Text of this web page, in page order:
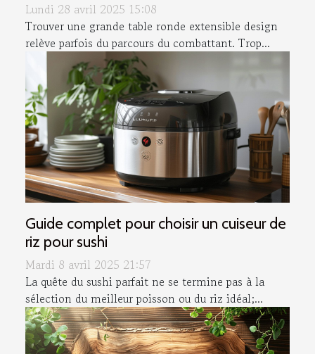
Lundi 28 avril 2025 15:08
Trouver une grande table ronde extensible design
relève parfois du parcours du combattant. Trop...
Guide complet pour choisir un cuiseur de
riz pour sushi
Mardi 8 avril 2025 21:57
La quête du sushi parfait ne se termine pas à la
sélection du meilleur poisson ou du riz idéal;...